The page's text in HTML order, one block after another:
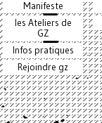
Manifeste
les Ateliers de
GZ
Infos pratiques
Rejoindre gz